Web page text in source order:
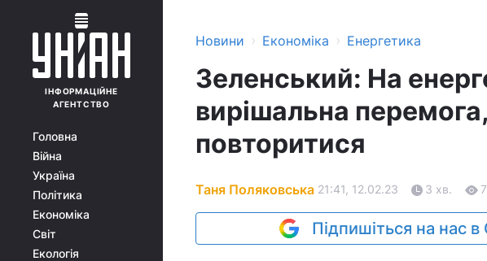
ІНФОРМАЦІЙНЕ
АГЕНТСТВО
Головна
Війна
Україна
Політика
Економіка
Світ
Екологія
Новини › Економіка › Енергетика
Зеленський: На
вирішальна
повторитися
Таня Поляковська 21:41, 12.02.23 3 хв.
Підпишіться на нас в